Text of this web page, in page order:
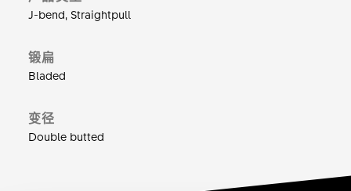
J-bend, Straightpull
锻扁
Bladed
变径
Double butted